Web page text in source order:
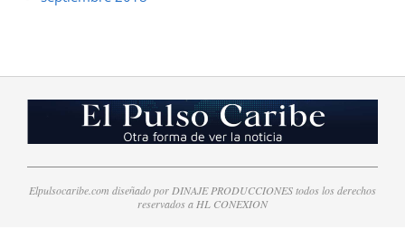
Elpulsocaribe.com diseñado por DINAJE PRODUCCIONES todos los derechos
reservados a HL CONEXION